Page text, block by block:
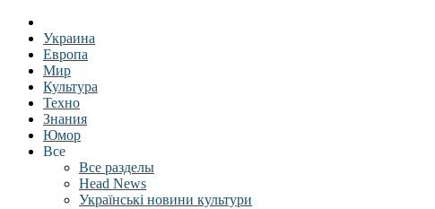
Украина
Европа
Мир
Культура
Техно
Знания
Юмор
Все
Все разделы
Head News
Українські новини культури